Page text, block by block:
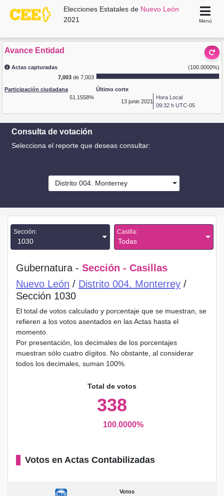
Elecciones Estatales de Nuevo León
2021
Menú
Avance Entidad
Actas capturadas
(100.0000%)
7,003de 7,003
Participación ciudadana
51.1558%
Último corte
13 junio 2021
Hora Local
09:32 h UTC-05
Consulta de votación
Selecciona el reporte que deseas consultar:
Distrito 004. Monterrey
Sección:
1030
Casilla:
Todas
Gubernatura - Sección - Casillas
Nuevo León / Distrito 004. Monterrey /
Sección 1030
El total de votos calculado y porcentaje que se muestran, se
refieren a los votos asentados en las Actas hasta el
momento.
Por presentación, los decimales de los porcentajes
muestran sólo cuatro dígitos. No obstante, al considerar
todos los decimales, suman 100%.
Total de votos
338
100.0000%
Votos en Actas Contabilizadas
Votos